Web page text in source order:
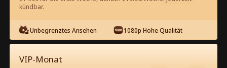
Kostenlos in der App ansehen
kündbar.
Unbegrenztes Ansehen 1080p Hohe Qualität
VIP-Monat